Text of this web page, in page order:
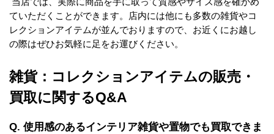
ていただくことができます。店内には他にも多数の雑貨やコ
レクションアイテムが並んでおりますので、お近くにお越し
の際はぜひお気軽に足をお運びください。
雑貨：コレクションアイテムの販売・
買取に関するQ&A
Q. 使用感のあるインテリア雑貨や置物でも買取できま